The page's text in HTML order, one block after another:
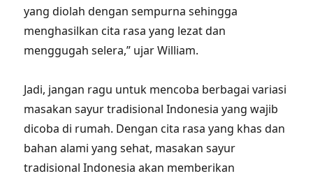
yang diolah dengan sempurna sehingga
menghasilkan cita rasa yang lezat dan
menggugah selera,” ujar William.
Jadi, jangan ragu untuk mencoba berbagai variasi
masakan sayur tradisional Indonesia yang wajib
dicoba di rumah. Dengan cita rasa yang khas dan
bahan alami yang sehat, masakan sayur
tradisional Indonesia akan memberikan